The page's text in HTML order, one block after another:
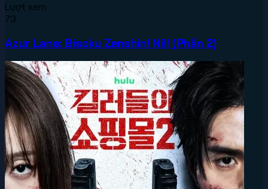
Lượt xem:
73
Azur Lane: Bisoku Zenshin! Ni!! (Phần 2)